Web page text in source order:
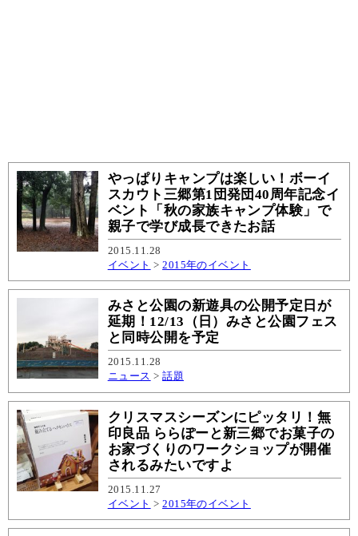
やっぱりキャンプは楽しい！ボーイ
スカウト三郷第1団発団40周年記念イ
ベント「秋の家族キャンプ体験」で
親子で学び成長できたお話
2015.11.28
イベント >2015年のイベント
みさと公園の新遊具の公開予定日が
延期！12/13（日）みさと公園フェス
と同時公開を予定
2015.11.28
ニュース >話題
クリスマスシーズンにピッタリ！無
印良品 ららぽーと新三郷でお菓子の
お家づくりのワークショップが開催
されるみたいですよ
2015.11.27
イベント >2015年のイベント